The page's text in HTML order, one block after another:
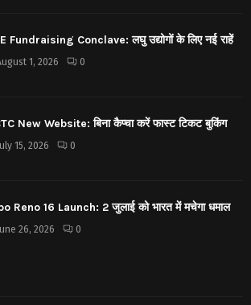
Fundraising Conclave: लघु उद्योगों के लिए नई राहें
1, 2026 0
New Website: बिना कैप्चा करें फास्ट टिकट बुकिंग
July 15, 2026 0
Reno 16 Launch: 2 जुलाई को भारत में मचेगा धमाल
June 26, 2026 0